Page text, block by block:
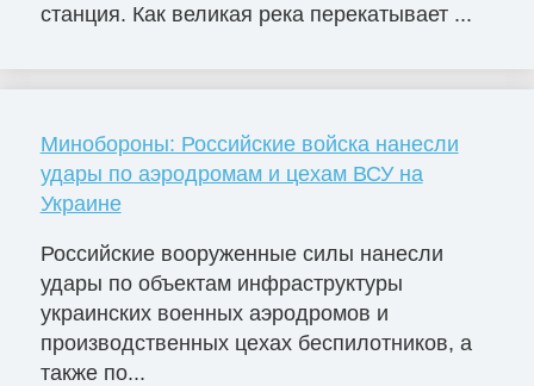
станция. Как великая река перекатывает ...
Минобороны: Российские войска нанесли
удары по аэродромам и цехам ВСУ на
Украине
Российские вооруженные силы нанесли
удары по объектам инфраструктуры
украинских военных аэродромов и
производственных цехах беспилотников, а
также по...